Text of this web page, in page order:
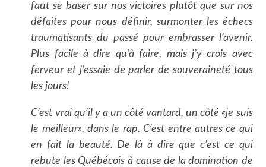
faut se baser sur nos victoires plutôt que sur nos
défaites pour nous définir, surmonter les échecs
traumatisants du passé pour embrasser l’avenir.
Plus facile à dire qu’à faire, mais j’y crois avec
ferveur et j’essaie de parler de souveraineté tous
les jours!
C’est vrai qu’il y a un côté vantard, un côté «je suis
le meilleur», dans le rap. C’est entre autres ce qui
en fait la beauté. De là à dire que c’est ce qui
rebute les Québécois à cause de la domination de